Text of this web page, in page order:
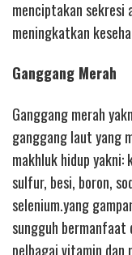
menciptakan sekresi
meningkatkan
Ganggang Merah
Ganggang merah
ganggang laut yang
makhluk hidup
sulfur, besi, boron,
selenium.yang
sungguh bermanfaat
pelbagai vitamin dan